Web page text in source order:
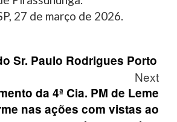
27 de março de 2026.
Sr. Paulo Rodrigues Porto
Next
da 4ª Cia. PM de Leme
nas ações com vistas ao